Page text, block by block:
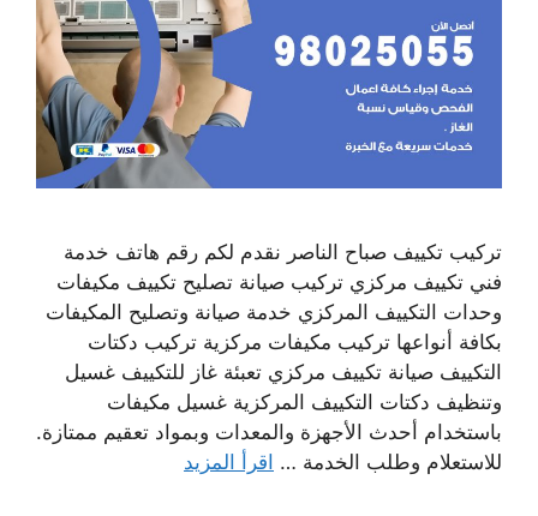
تركيب تكييف صباح الناصر نقدم لكم رقم هاتف خدمة
فني تكييف مركزي تركيب صيانة تصليح تكييف مكيفات
وحدات التكييف المركزي خدمة صيانة وتصليح المكيفات
بكافة أنواعها تركيب مكيفات مركزية تركيب دكتات
التكييف صيانة تكييف مركزي تعبئة غاز للتكييف غسيل
وتنظيف دكتات التكييف المركزية غسيل مكيفات
باستخدام أحدث الأجهزة والمعدات وبمواد تعقيم ممتازة.
للاستعلام وطلب الخدمة … اقرأ المزيد